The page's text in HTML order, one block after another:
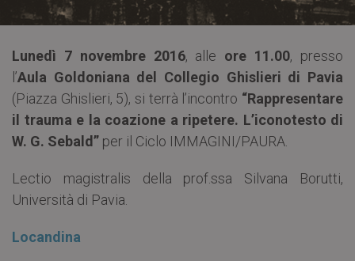
Lunedì 7 novembre 2016, alle ore 11.00, presso
l’Aula Goldoniana del Collegio Ghislieri di Pavia
(Piazza Ghislieri, 5), si terrà l’incontro “Rappresentare
il trauma e la coazione a ripetere. L’iconotesto di
W. G. Sebald” per il Ciclo IMMAGINI/PAURA.
Lectio magistralis della prof.ssa Silvana Borutti,
Università di Pavia.
Locandina